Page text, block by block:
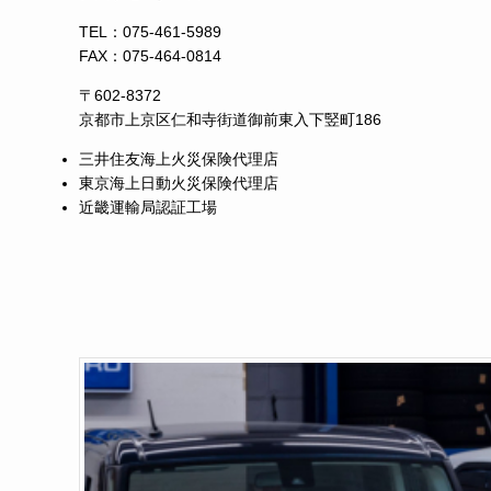
TEL： 075-461-5989
FAX：075-464-0814
〒602-8372
京都市上京区仁和寺街道御前東入下竪町186
三井住友海上火災保険代理店
東京海上日動火災保険代理店
近畿運輸局認証工場